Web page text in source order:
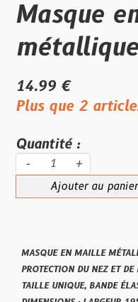
Masque
14.99 €
Plus que 2
Quantité :
- +
Ajouter au panier
MASQUE EN MAILLE
PROTECTION DU NEZ ET DE
TAILLE UNIQUE, BANDE